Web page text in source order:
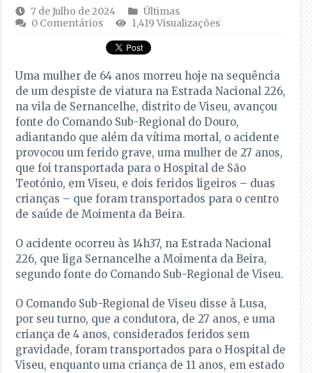
7 de Julho de 2024
Últimas
0 Comentários
1,419 Visualizações
Uma mulher de 64 anos morreu hoje na sequência
de um despiste de viatura na Estrada Nacional 226,
na vila de Sernancelhe, distrito de Viseu, avançou
fonte do Comando Sub-Regional do Douro,
adiantando que além da vítima mortal, o acidente
provocou um ferido grave, uma mulher de 27 anos,
que foi transportada para o Hospital de São
Teotónio, em Viseu, e dois feridos ligeiros – duas
crianças – que foram transportados para o centro
de saúde de Moimenta da Beira.
O acidente ocorreu às 14h37, na Estrada Nacional
226, que liga Sernancelhe a Moimenta da Beira,
segundo fonte do Comando Sub-Regional de Viseu.
O Comando Sub-Regional de Viseu disse à Lusa,
por seu turno, que a condutora, de 27 anos, e uma
criança de 4 anos, considerados feridos sem
gravidade, foram transportados para o Hospital de
Viseu, enquanto uma criança de 11 anos, em estado